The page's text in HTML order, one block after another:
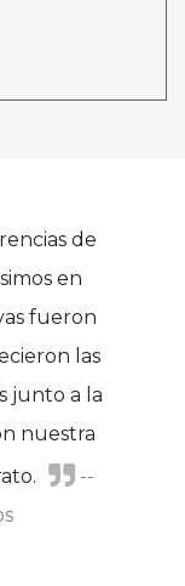
de
en
fueron
las
junto a la
nuestra
--